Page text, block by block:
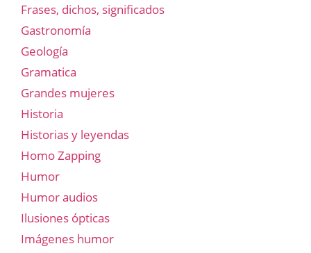
Frases, dichos, significados
Gastronomía
Geología
Gramatica
Grandes mujeres
Historia
Historias y leyendas
Homo Zapping
Humor
Humor audios
Ilusiones ópticas
Imágenes humor